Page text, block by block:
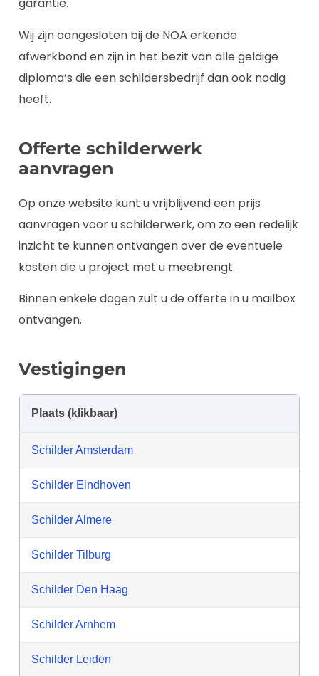
garantie.
Wij zijn aangesloten bij de NOA erkende
afwerkbond en zijn in het bezit van alle geldige
diploma’s die een schildersbedrijf dan ook nodig
heeft.
Offerte schilderwerk
aanvragen
Op onze website kunt u vrijblijvend een prijs
aanvragen voor u schilderwerk, om zo een redelijk
inzicht te kunnen ontvangen over de eventuele
kosten die u project met u meebrengt.
Binnen enkele dagen zult u de offerte in u mailbox
ontvangen.
Vestigingen
Plaats (klikbaar)
Schilder Amsterdam
Schilder Eindhoven
Schilder Almere
Schilder Tilburg
Schilder Den Haag
Schilder Arnhem
Schilder Leiden